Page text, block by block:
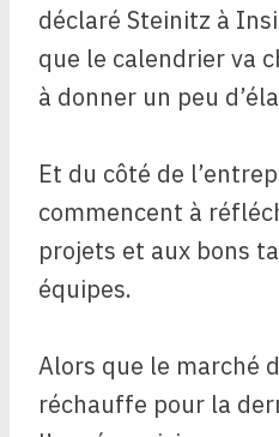
déclaré Steinitz à
que le calendrier va
à donner un peu
Et du côté de
commencent à
projets et aux bons
équipes.
Alors que le marché
réchauffe pour la